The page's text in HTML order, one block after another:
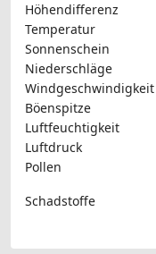
Höhendifferenz
Temperatur
Sonnenschein
Niederschläge
Windgeschwindigkeit
Böenspitze
Luftfeuchtigkeit
Luftdruck
Pollen
Schadstoffe